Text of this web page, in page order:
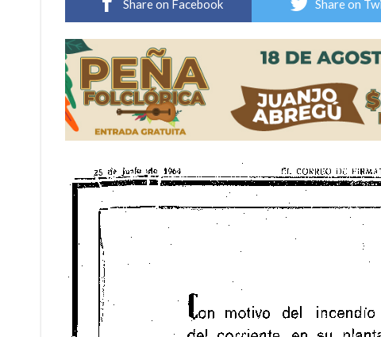
Share on Facebook Share on